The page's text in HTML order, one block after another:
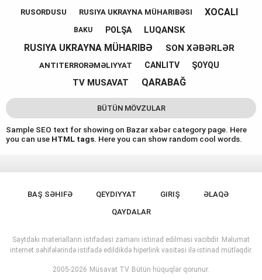
RUSORDUSU RUSIYA UKRAYNA MÜHARIBƏSI XOCALI
BAKU POLŞA LUQANSK
RUSIYA UKRAYNA MÜHARIBƏ SON XƏBƏRLƏR
ANTITERRORƏMƏLIYYAT CANLITV ŞOYQU
TV MUSAVAT QARABAĞ
BÜTÜN MÖVZULAR
Sample SEO text for showing on Bazar xəbər category page. Here
you can use HTML tags. Here you can show random cool words.
BAŞ SƏHIFƏ QEYDIYYAT GIRIŞ
ƏLAQƏ
QAYDALAR
2005-2026 Müsavat TV Bütün hüquqlar qorunur.
Saytdakı materialların istifadəsi zamanı istinad edilməsi vacibdir. Məlumat
internet səhifələrində istifadə edildikdə hiperlink vasitəsi ilə istinad mütləqdir.